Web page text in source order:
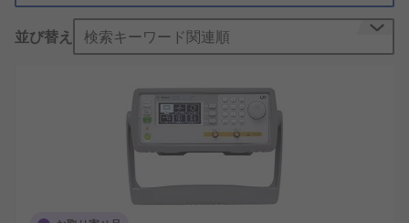
コントローラの種類
RSでは、次のようなさまざまなRFアッテネータコン
トローラの種類を用意しています。
並び替え 検索キーワード関連順